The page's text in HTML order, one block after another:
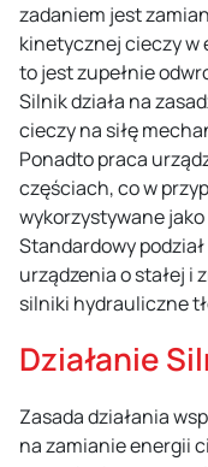
zadaniem jest
kinetycznej cieczy w
to jest zupełnie
Silnik działa na
cieczy na siłę
Ponadto praca
częściach, co w
wykorzystywane
Standardowy
urządzenia o stałej i
silniki hydrauliczne
Działanie
Zasada działania
na zamianie energii